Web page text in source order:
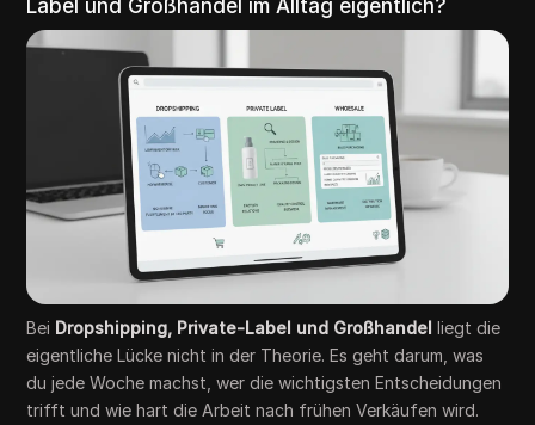
Label und Großhandel im Alltag eigentlich?
Bei Dropshipping, Private-Label und Großhandel liegt die
eigentliche Lücke nicht in der Theorie. Es geht darum, was
du jede Woche machst, wer die wichtigsten Entscheidungen
trifft und wie hart die Arbeit nach frühen Verkäufen wird.